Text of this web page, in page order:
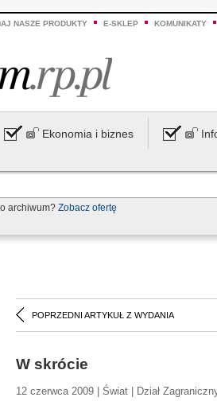
NASZE PRODUKTY E-SKLEP KOMUNIKATY
Ekonomia i biznes
archiwum? Zobacz ofertę
POPRZEDNI ARTYKUŁ Z WYDANIA
W skrócie
12 czerwca 2009 | Świat | Dział